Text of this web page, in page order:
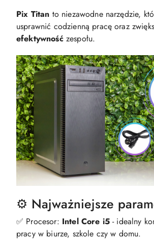
Pix Titan to niezawodne narzędzie,
usprawnić codzienną pracę oraz
efektywnośćzespołu.
⚙️ Najważniejsze
✅ Procesor: Intel Core i5 - idealny
pracy w biurze, szkole czy w domu.